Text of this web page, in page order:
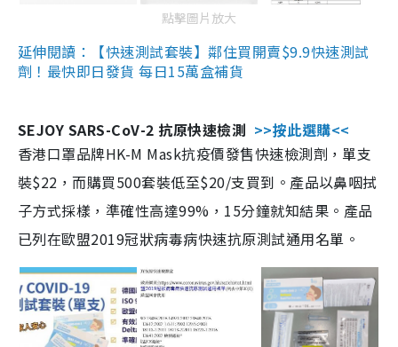
點擊圖片放大
延伸閱讀：【快速測試套裝】鄰住買開賣$9.9快速測試
劑！最快即日發貨 每日15萬盒補貨
SEJOY SARS-CoV-2 抗原快速檢測 >>按此選購<<
香港口罩品牌HK-M Mask抗疫價發售快速檢測劑，單支
裝$22，而購買500套裝低至$20/支買到。產品以鼻咽拭
子方式採樣，準確性高達99%，15分鐘就知結果。產品
已列在歐盟2019冠狀病毒病快速抗原測試通用名單。